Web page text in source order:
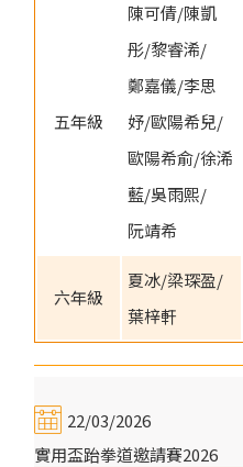
五年級
陳可倩/陳凱
彤/黎睿浠/
鄭嘉儀/李思
妤/歐陽希兒/
歐陽希俞/徐浠
藍/吳雨熙/
阮靖希
六年級
夏冰/梁琛盈/
葉梓軒
22/03/2026
實用盃跆拳道邀請賽2026